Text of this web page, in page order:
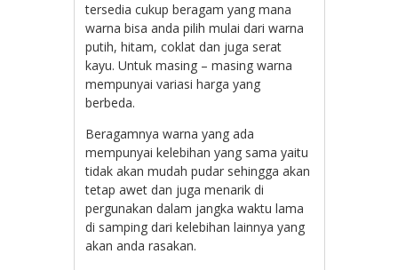
tersedia cukup beragam yang mana
warna bisa anda pilih mulai dari warna
putih, hitam, coklat dan juga serat
kayu. Untuk masing – masing warna
mempunyai variasi harga yang
berbeda.
Beragamnya warna yang ada
mempunyai kelebihan yang sama yaitu
tidak akan mudah pudar sehingga akan
tetap awet dan juga menarik di
pergunakan dalam jangka waktu lama
di samping dari kelebihan lainnya yang
akan anda rasakan.